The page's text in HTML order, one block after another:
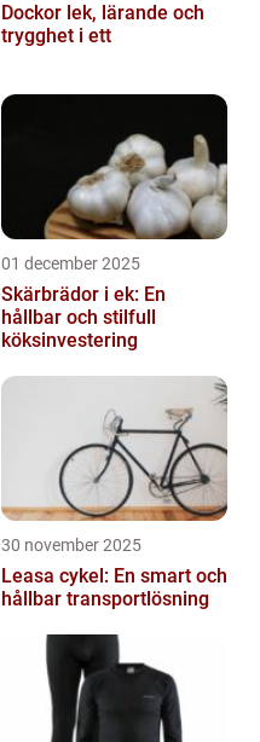
Dockor lek, lärande och
trygghet i ett
01 december 2025
Skärbrädor i ek: En
hållbar och stilfull
köksinvestering
30 november 2025
Leasa cykel: En smart och
hållbar transportlösning